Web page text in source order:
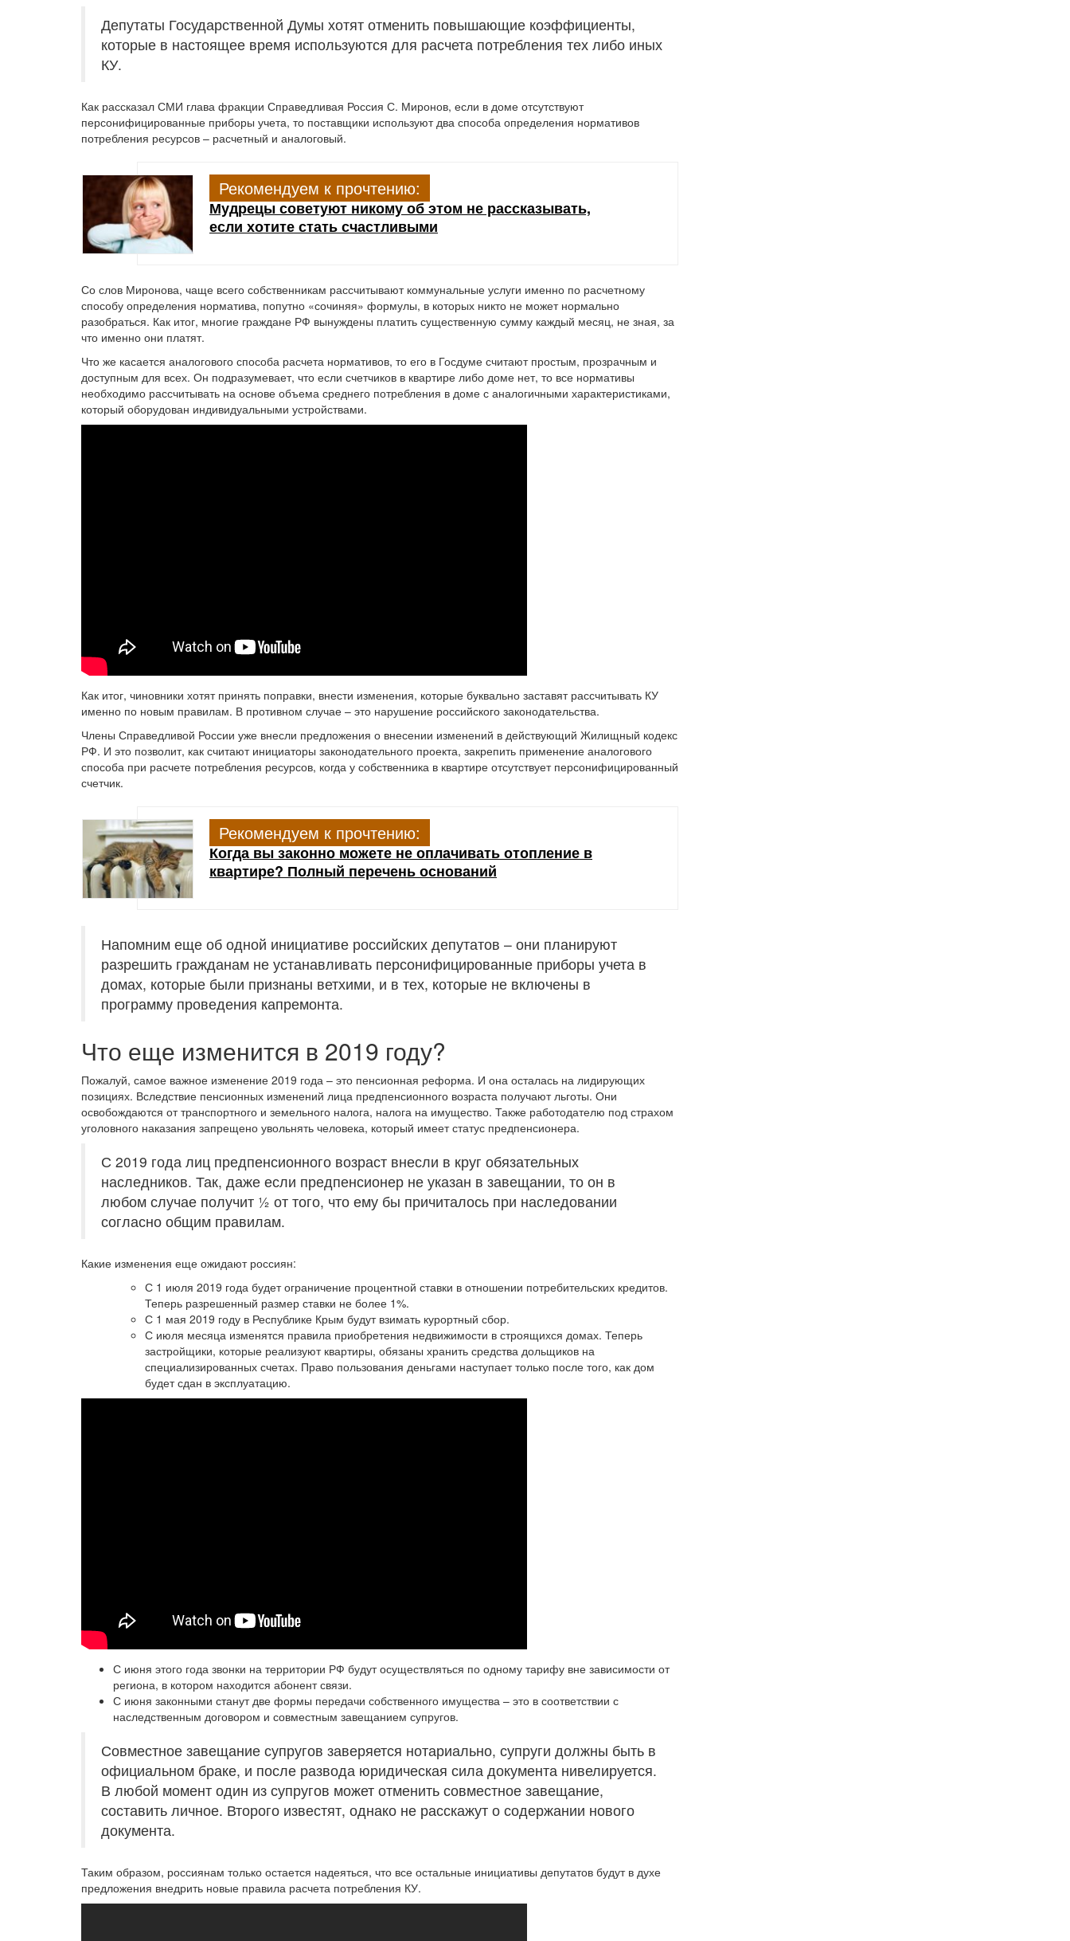
Депутаты Государственной Думы хотят отменить повышающие коэффициенты,
которые в настоящее время используются для расчета потребления тех либо иных
КУ.
Как рассказал СМИ глава фракции Справедливая Россия С. Миронов, если в доме отсутствуют
персонифицированные приборы учета, то поставщики используют два способа определения нормативов
потребления ресурсов – расчетный и аналоговый.
Рекомендуем к прочтению:
Мудрецы советуют никому об этом не рассказывать,
если хотите стать счастливыми
Со слов Миронова, чаще всего собственникам рассчитывают коммунальные услуги именно по расчетному
способу определения норматива, попутно «сочиняя» формулы, в которых никто не может нормально
разобраться. Как итог, многие граждане РФ вынуждены платить существенную сумму каждый месяц, не зная, за
что именно они платят.
Что же касается аналогового способа расчета нормативов, то его в Госдуме считают простым, прозрачным и
доступным для всех. Он подразумевает, что если счетчиков в квартире либо доме нет, то все нормативы
необходимо рассчитывать на основе объема среднего потребления в доме с аналогичными характеристиками,
который оборудован индивидуальными устройствами.
Как итог, чиновники хотят принять поправки, внести изменения, которые буквально заставят рассчитывать КУ
именно по новым правилам. В противном случае – это нарушение российского законодательства.
Члены Справедливой России уже внесли предложения о внесении изменений в действующий Жилищный кодекс
РФ. И это позволит, как считают инициаторы законодательного проекта, закрепить применение аналогового
способа при расчете потребления ресурсов, когда у собственника в квартире отсутствует персонифицированный
счетчик.
Рекомендуем к прочтению:
Когда вы законно можете не оплачивать отопление в
квартире? Полный перечень оснований
Напомним еще об одной инициативе российских депутатов – они планируют
разрешить гражданам не устанавливать персонифицированные приборы учета в
домах, которые были признаны ветхими, и в тех, которые не включены в
программу проведения капремонта.
Что еще изменится в 2019 году?
Пожалуй, самое важное изменение 2019 года – это пенсионная реформа. И она осталась на лидирующих
позициях. Вследствие пенсионных изменений лица предпенсионного возраста получают льготы. Они
освобождаются от транспортного и земельного налога, налога на имущество. Также работодателю под страхом
уголовного наказания запрещено увольнять человека, который имеет статус предпенсионера.
С 2019 года лиц предпенсионного возраст внесли в круг обязательных
наследников. Так, даже если предпенсионер не указан в завещании, то он в
любом случае получит ½ от того, что ему бы причиталось при наследовании
согласно общим правилам.
Какие изменения еще ожидают россиян:
С 1 июля 2019 года будет ограничение процентной ставки в отношении потребительских кредитов.
Теперь разрешенный размер ставки не более 1%.
С 1 мая 2019 году в Республике Крым будут взимать курортный сбор.
С июля месяца изменятся правила приобретения недвижимости в строящихся домах. Теперь
застройщики, которые реализуют квартиры, обязаны хранить средства дольщиков на
специализированных счетах. Право пользования деньгами наступает только после того, как дом
будет сдан в эксплуатацию.
С июня этого года звонки на территории РФ будут осуществляться по одному тарифу вне зависимости от
региона, в котором находится абонент связи.
С июня законными станут две формы передачи собственного имущества – это в соответствии с
наследственным договором и совместным завещанием супругов.
Совместное завещание супругов заверяется нотариально, супруги должны быть в
официальном браке, и после развода юридическая сила документа нивелируется.
В любой момент один из супругов может отменить совместное завещание,
составить личное. Второго известят, однако не расскажут о содержании нового
документа.
Таким образом, россиянам только остается надеяться, что все остальные инициативы депутатов будут в духе
предложения внедрить новые правила расчета потребления КУ.